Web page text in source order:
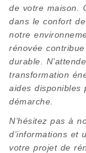
de votre maison.
dans le confort
notre
rénovée
durable.
transformation
aides disponibles
démarche.
N’hésitez pas à
d’informations et
votre projet de